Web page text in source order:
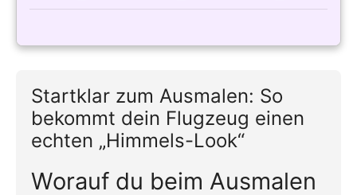
Startklar zum Ausmalen: So
bekommt dein Flugzeug einen
echten „Himmels-Look“
Worauf du beim Ausmalen